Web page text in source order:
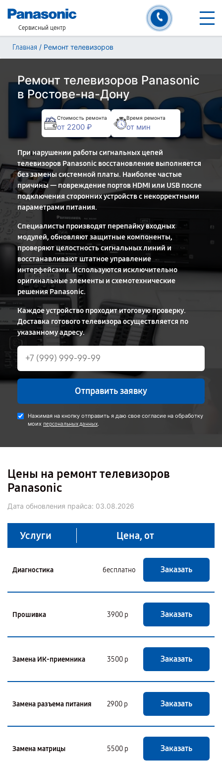
Сервисный центр
Главная / Ремонт телевизоров
Ремонт телевизоров Panasonic
в Ростове-на-Дону
Стоимость ремонта
от 2200 ₽
Время ремонта
от мин
При нарушении работы сигнальных цепей
телевизоров Panasonic восстановление выполняется
без замены системной платы. Наиболее частые
причины — повреждение портов HDMI или USB после
подключения сторонних устройств с некорректными
параметрами питания.
Специалисты производят перепайку входных
модулей, обновляют защитные компоненты,
проверяют целостность сигнальных линий и
восстанавливают штатное управление
интерфейсами. Используются исключительно
оригинальные элементы и схемотехнические
решения Panasonic.
Каждое устройство проходит итоговую проверку.
Доставка готового телевизора осуществляется по
указанному адресу.
Отправить заявку
Нажимая на кнопку отправить я даю свое согласие на обработку
моих персональных данных.
Цены на ремонт телевизоров
Panasonic
Дата обновления прайса: 03.08.2026
Услуги Цена, от
Диагностика бесплатно Заказать
Прошивка 3900 р Заказать
Замена ИК-приемника 3500 р Заказать
Замена разъема питания 2900 р Заказать
Замена матрицы 5500 р Заказать